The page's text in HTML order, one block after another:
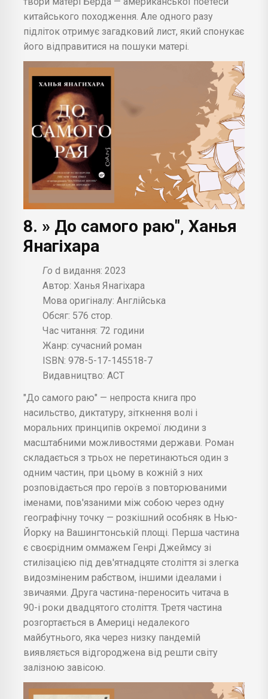
китайського походження. Але одного разу
підліток отримує загадковий лист, який спонукає
його відправитися на пошуки матері.
8. » До самого раю", Ханья
Янагіхара
Го d видання: 2023
Автор: Ханья Янагіхара
Мова оригіналу: Англійська
Обсяг: 576 стор.
Час читання: 72 години
Жанр: сучасний роман
ISBN: 978-5-17-145518-7
Видавництво: АСТ
"До самого раю" — непроста книга про
насильство, диктатуру, зіткнення волі і
моральних принципів окремої людини з
масштабними можливостями держави. Роман
складається з трьох не перетинаються один з
одним частин, при цьому в кожній з них
розповідається про героїв з повторюваними
іменами, пов'язаними між собою через одну
географічну точку — розкішний особняк в Нью-
Йорку на Вашингтонській площі. Перша частина
є своєрідним оммажем Генрі Джеймсу зі
стилізацією під дев'ятнадцяте століття зі злегка
видозміненим рабством, іншими ідеалами і
звичаями. Друга частина-переносить читача в
90-і роки двадцятого століття. Третя частина
розгортається в Америці недалекого
майбутнього, яка через низку пандемій
виявляється відгороджена від решти світу
залізною завісою.